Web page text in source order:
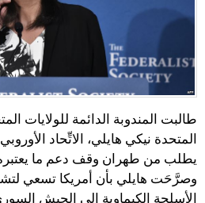
طالبت المندوبة الدائمة للولايات
المتحدة نيكي هايلي، الاتِّحاد
يطلب من طهران وقف دعم ما يعتبره
وصرَّحَت هايلي بأن أمريكا تسعي
الأسلحة الكيماوية إلى الجيش